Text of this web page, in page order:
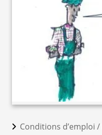
Conditions d’emploi /